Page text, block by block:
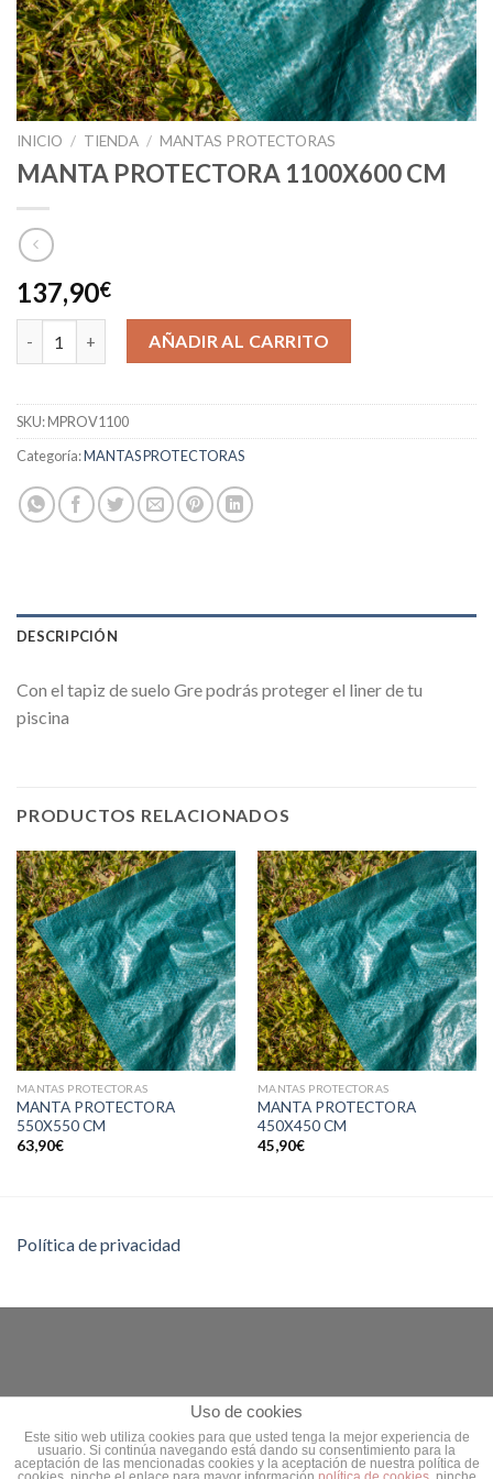
INICIO / TIENDA / MANTAS PROTECTORAS
MANTA PROTECTORA 1100X600 CM
137,90€
MANTA PROTECTORA 1100X600 CM cantidad
AÑADIR AL CARRITO
SKU:MPROV1100
Categoría:MANTAS PROTECTORAS
DESCRIPCIÓN
Con el tapiz de suelo Gre podrás proteger el liner de tu
piscina
PRODUCTOS RELACIONADOS
MANTAS PROTECTORAS
MANTA PROTECTORA
550X550 CM
63,90€
MANTAS PROTECTORAS
MANTA PROTECTORA
450X450 CM
45,90€
Política de privacidad
Copyright 2026 ©Piscinas Garrido|Administración|Diseño
Uso de cookies
Este sitio web utiliza cookies para que usted tenga la mejor experiencia de
usuario. Si continúa navegando está dando su consentimiento para la
aceptación de las mencionadas cookies y la aceptación de nuestra política de